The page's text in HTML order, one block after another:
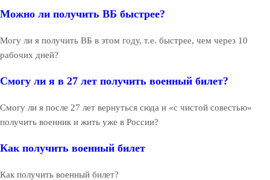
Можно ли получить ВБ быстрее?
Могу ли я получить ВБ в этом году, т.е. быстрее, чем через 10
рабочих дней?
Смогу ли я в 27 лет получить военный билет?
Смогу ли я после 27 лет вернуться сюда и «с чистой совестью»
получить военник и жить уже в России?
Как получить военный билет
Как получить военный билет?